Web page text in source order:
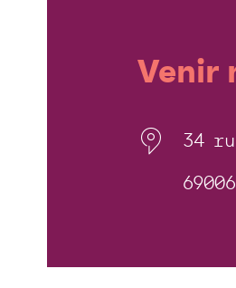
Venir
34